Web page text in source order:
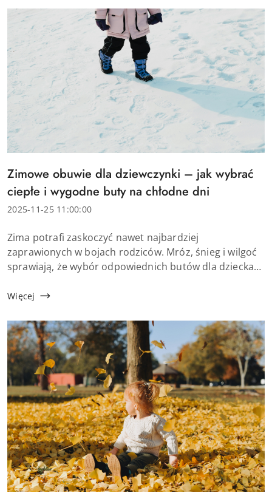
Tytuł
artykułu:
Zimowe obuwie dla dziewczynki – jak wybrać
ciepłe i wygodne buty na chłodne dni
Data
2025-11-25 11:00:00
Treść
artykułu:
Zima potrafi zaskoczyć nawet najbardziej
zaprawionych w bojach rodziców. Mróz, śnieg i wilgoć
sprawiają, że wybór odpowiednich butów dla dziecka
dziewczynek to nie tylko kwest...
Więcej